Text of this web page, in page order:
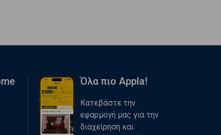
Όλα πιο Appla!
Κατεβάστε την
εφαρμογή μας για την
διαχείρηση και